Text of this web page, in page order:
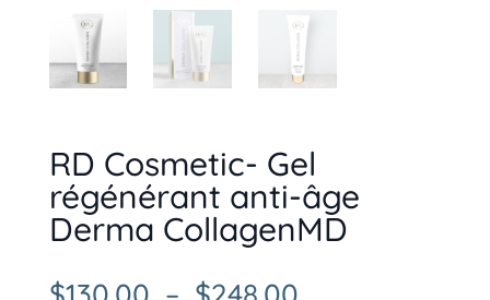
RD Cosmetic- Gel
régénérant anti-âge
Derma CollagenMD
Plage